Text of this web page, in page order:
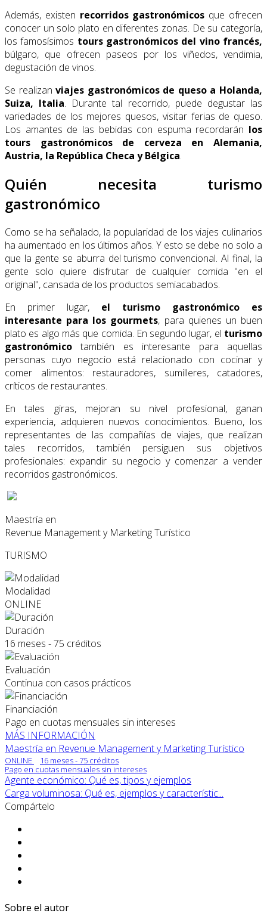
Además, existen recorridos gastronómicos que ofrecen
conocer un solo plato en diferentes zonas. De su categoría,
los famosísimos tours gastronómicos del vino francés,
búlgaro, que ofrecen paseos por los viñedos, vendimia,
degustación de vinos.
Se realizan viajes gastronómicos de queso a Holanda,
Suiza, Italia. Durante tal recorrido, puede degustar las
variedades de los mejores quesos, visitar ferias de queso.
Los amantes de las bebidas con espuma recordarán los
tours gastronómicos de cerveza en Alemania,
Austria, la República Checa y Bélgica.
Quién necesita turismo
gastronómico
Como se ha señalado, la popularidad de los viajes culinarios
ha aumentado en los últimos años. Y esto se debe no solo a
que la gente se aburra del turismo convencional. Al final, la
gente solo quiere disfrutar de cualquier comida "en el
original", cansada de los productos semiacabados.
En primer lugar, el turismo gastronómico es
interesante para los gourmets, para quienes un buen
plato es algo más que comida. En segundo lugar, el turismo
gastronómico también es interesante para aquellas
personas cuyo negocio está relacionado con cocinar y
comer alimentos: restauradores, sumilleres, catadores,
críticos de restaurantes.
En tales giras, mejoran su nivel profesional, ganan
experiencia, adquieren nuevos conocimientos. Bueno, los
representantes de las compañías de viajes, que realizan
tales recorridos, también persiguen sus objetivos
profesionales: expandir su negocio y comenzar a vender
recorridos gastronómicos.
Maestría en
Revenue Management y Marketing Turístico
TURISMO
Modalidad
ONLINE
Duración
16 meses - 75 créditos
Evaluación
Continua con casos prácticos
Financiación
Pago en cuotas mensuales sin intereses
MÁS INFORMACIÓN
Maestría en Revenue Management y Marketing Turístico
ONLINE
16 meses - 75 créditos
Pago en cuotas mensuales sin intereses
Agente económico: Qué es, tipos y ejemplos
Carga voluminosa: Qué es, ejemplos y característic...
Compártelo
Sobre el autor